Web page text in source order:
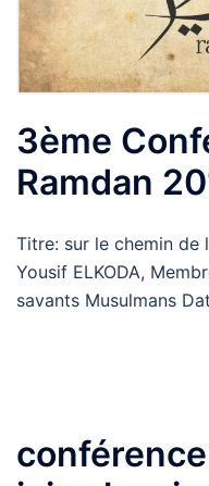
3ème
Ramdan
Titre: sur le chemin
Yousif ELKODA,
savants